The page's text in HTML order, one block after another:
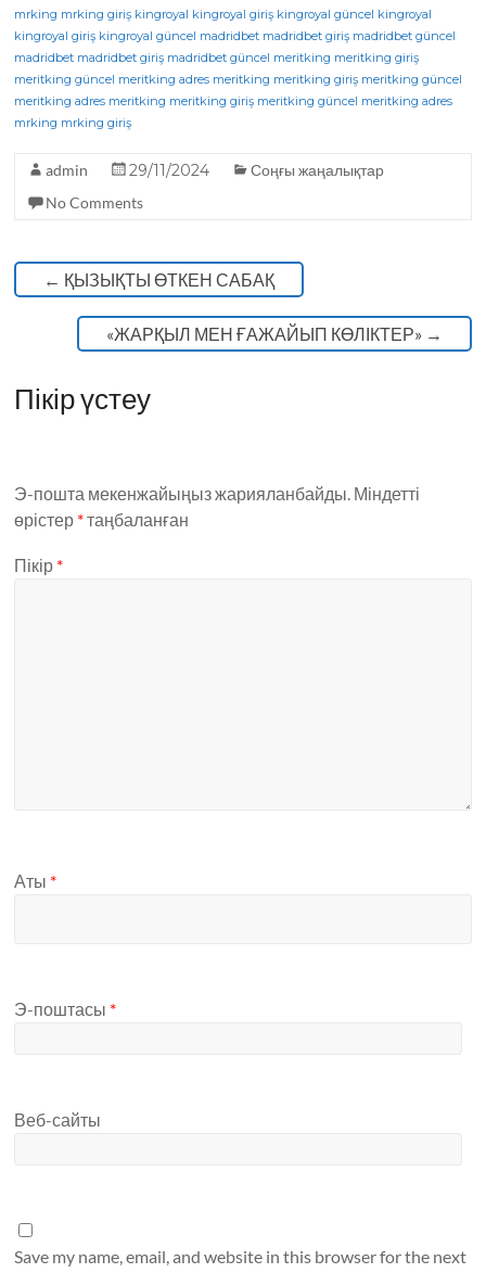
c
e
b
o
o
k
it
te
r
e
g
ra
a
ts
A
p
mrking mrking giriş kingroyal kingroyal giriş kingroyal güncel kingroyal
kingroyal giriş kingroyal güncel madridbet madridbet giriş madridbet güncel
madridbet madridbet giriş madridbet güncel meritking meritking giriş
meritking güncel meritking adres meritking meritking giriş meritking güncel
meritking adres meritking meritking giriş meritking güncel meritking adres
mrking mrking giriş
admin 29/11/2024
Соңғы жаңалықтар
No Comments
← ҚЫЗЫҚТЫ ӨТКЕН САБАҚ
«ЖАРҚЫЛ МЕН ҒАЖАЙЫП КӨЛІКТЕР» →
Пікір үстеу
Э-пошта мекенжайыңыз жарияланбайды. Міндетті
өрістер *таңбаланған
Пікір *
Аты *
Э-поштасы *
Веб-сайты
Save my name, email, and website in this browser for the next